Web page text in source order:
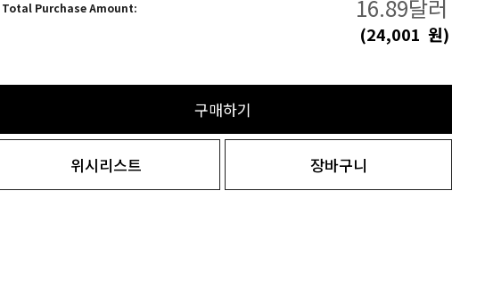
Total Purchase Amount: 16.89달러
(24,001 원)
구매하기
위시리스트 장바구니